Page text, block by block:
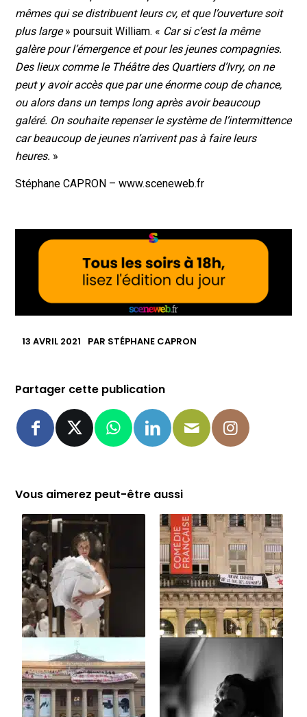
mêmes qui se distribuent leurs cv, et que l’ouverture soit
plus large» poursuit William. « Car si c’est la même
galère pour l’émergence et pour les jeunes compagnies.
Des lieux comme le Théâtre des Quartiers d’Ivry, on ne
peut y avoir accès que par une énorme coup de chance,
ou alors dans un temps long après avoir beaucoup
galéré. On souhaite repenser le système de l’intermittence
car beaucoup de jeunes n’arrivent pas à faire leurs
heures. »
Stéphane CAPRON – www.sceneweb.fr
13 AVRIL 2021 PAR STÉPHANE CAPRON
Partager cette publication
Vous aimerez peut-être aussi